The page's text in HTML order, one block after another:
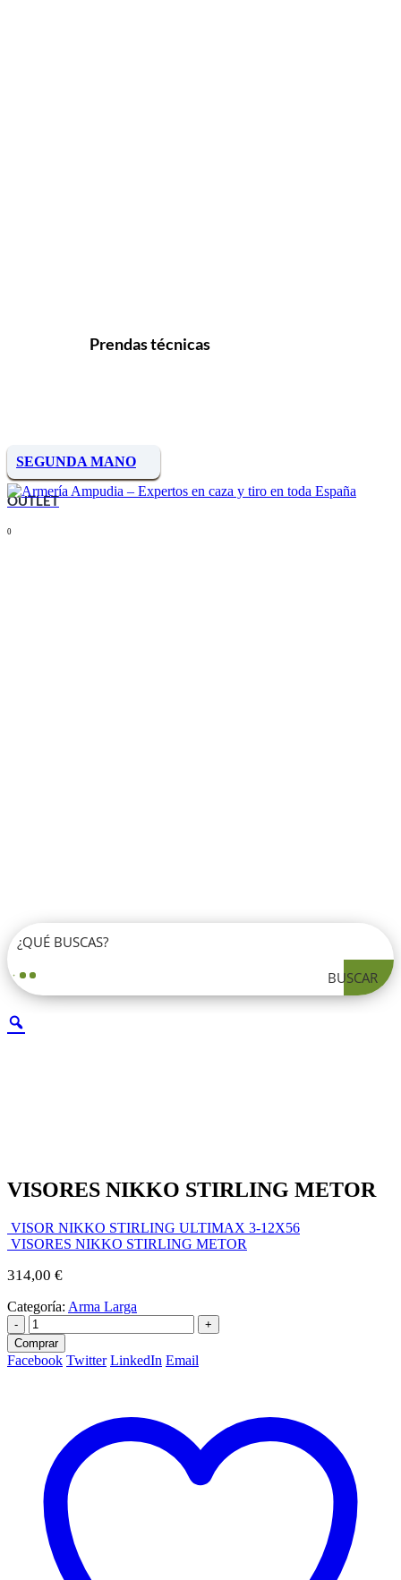
Prendas técnicas
SEGUNDA MANO
OUTLET
0
BUSCAR
VISORES NIKKO STIRLING METOR
VISOR NIKKO STIRLING ULTIMAX 3-12X56
VISORES NIKKO STIRLING METOR
314,00 €
Categoría: Arma Larga
-
+
Comprar
Facebook Twitter LinkedIn Email